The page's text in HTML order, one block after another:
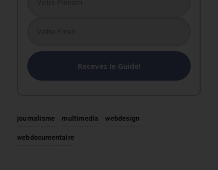
Recevez le Guide!
journalisme multimedia webdesign
webdocumentaire